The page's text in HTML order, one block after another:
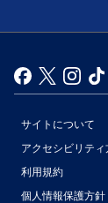
サイトについて
アクセシビリテ
利用規約
個人情報保護方針